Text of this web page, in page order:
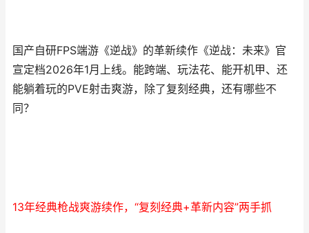
国产自研FPS端游《逆战》的革新续作《逆战：未来》官
宣定档2026年1月上线。能跨端、玩法花、能开机甲、还
能躺着玩的PVE射击爽游，除了复刻经典，还有哪些不
同？
13年经典枪战爽游续作，“复刻经典+革新内容”两手抓